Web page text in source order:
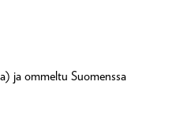
ja ommeltu Suomenssa